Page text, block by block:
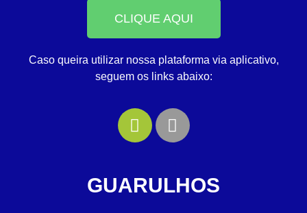
CLIQUE AQUI
Caso queira utilizar nossa plataforma via aplicativo,
seguem os links abaixo:
GUARULHOS